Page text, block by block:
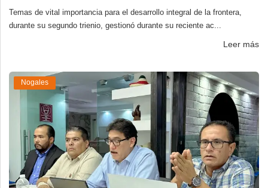
Temas de vital importancia para el desarrollo integral de la frontera,
durante su segundo trienio, gestionó durante su reciente ac...
Leer más
Nogales